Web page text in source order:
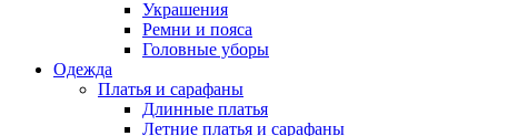
Украшения
Ремни и пояса
Головные уборы
Одежда
Платья и сарафаны
Длинные платья
Летние платья и сарафаны